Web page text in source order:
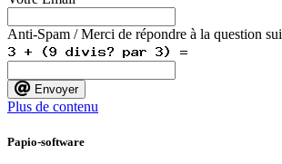
Anti-Spam / Merci de répondre à la question
Envoyer
Plus de contenu
Papio-software